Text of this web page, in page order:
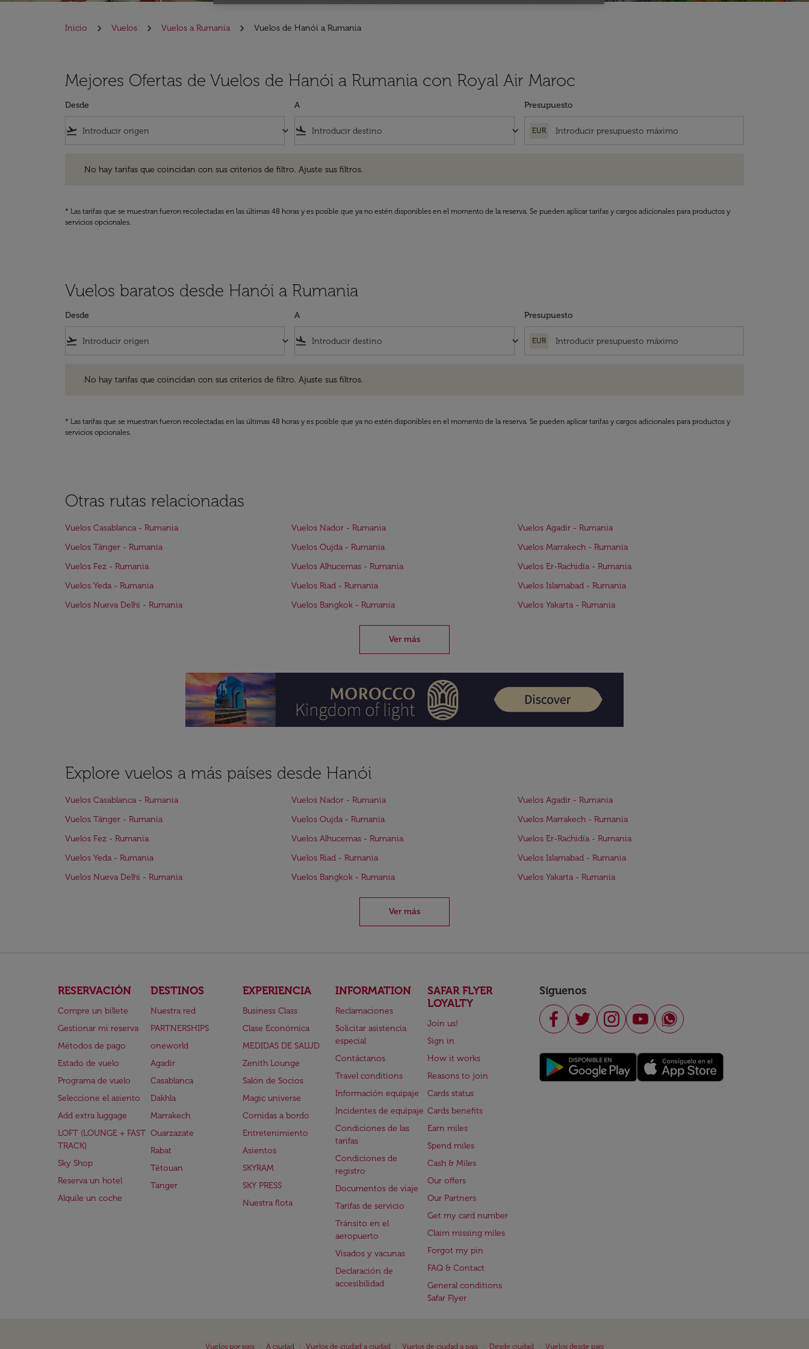
Inicio Vuelos Vuelos a Rumania Vuelos de Hanói a Rumania
Mejores Ofertas de Vuelos de Hanói a Rumania con Royal Air Maroc
Desde
flight_takeoff keyboard_arrow_down
A
flight_land keyboard_arrow_down
Presupuesto
EUR
No hay tarifas que coincidan con sus criterios de filtro. Ajuste sus filtros.
* Las tarifas que se muestran fueron recolectadas en las últimas 48 horas y es posible que ya no estén disponibles en el momento de la reserva. Se pueden aplicar tarifas y cargos adicionales para productos y
servicios opcionales.
Vuelos baratos desde Hanói a Rumania
Desde
flight_takeoff keyboard_arrow_down
A
flight_land keyboard_arrow_down
Presupuesto
EUR
No hay tarifas que coincidan con sus criterios de filtro. Ajuste sus filtros.
* Las tarifas que se muestran fueron recolectadas en las últimas 48 horas y es posible que ya no estén disponibles en el momento de la reserva. Se pueden aplicar tarifas y cargos adicionales para productos y
servicios opcionales.
Otras rutas relacionadas
Vuelos Casablanca - Rumania Vuelos Nador - Rumania
Vuelos Agadir - Rumania
Vuelos Tánger - Rumania
Vuelos Oujda - Rumania
Vuelos Marrakech - Rumania
Vuelos Fez - Rumania
Vuelos Alhucemas - Rumania
Vuelos Er-Rachidía - Rumania
Vuelos Yeda - Rumania
Vuelos Riad - Rumania
Vuelos Islamabad - Rumania
Vuelos Nueva Delhi - Rumania
Vuelos Bangkok - Rumania Vuelos Yakarta - Rumania
Ver más
Explore vuelos a más países desde Hanói
Vuelos Casablanca - Rumania Vuelos Nador - Rumania
Vuelos Agadir - Rumania
Vuelos Tánger - Rumania
Vuelos Oujda - Rumania
Vuelos Marrakech - Rumania
Vuelos Fez - Rumania
Vuelos Alhucemas - Rumania
Vuelos Er-Rachidía - Rumania
Vuelos Yeda - Rumania
Vuelos Riad - Rumania
Vuelos Islamabad - Rumania
Vuelos Nueva Delhi - Rumania
Vuelos Bangkok - Rumania Vuelos Yakarta - Rumania
Ver más
RESERVACIÓN
Compre un billete
Gestionar mi reserva
Métodos de pago
Estado de vuelo
Programa de vuelo
Seleccione el asiento
Add extra luggage
LOFT (LOUNGE + FAST
TRACK)
Sky Shop
Reserva un hotel
Alquile un coche
DESTINOS
Nuestra red
PARTNERSHIPS
oneworld
Agadir
Casablanca
Dakhla
Marrakech
Ouarzazate
Rabat
Tétouan
Tanger
EXPERIENCIA
Business Class
Clase Económica
MEDIDAS DE SALUD
Zenith Lounge
Salón de Socios
Magic universe
Comidas a bordo
Entretenimiento
Asientos
SKYRAM
SKY PRESS
Nuestra flota
INFORMATION
Reclamaciones
Solicitar asistencia
especial
Contáctanos
Travel conditions
Información equipaje
Incidentes de equipaje
Condiciones de las
tarifas
Condiciones de
registro
Documentos de viaje
Tarifas de servicio
Tránsito en el
aeropuerto
Visados y vacunas
Declaración de
accesibilidad
SAFAR FLYER
LOYALTY
Join us!
Sign in
How it works
Reasons to join
Cards status
Cards benefits
Earn miles
Spend miles
Cash & Miles
Our offers
Our Partners
Get my card number
Claim missing miles
Forgot my pin
FAQ & Contact
General conditions
Safar Flyer
Síguenos
Vuelos por país A ciudad Vuelos de ciudad a ciudad Vuelos de ciudad a país Desde ciudad Vuelos desde país